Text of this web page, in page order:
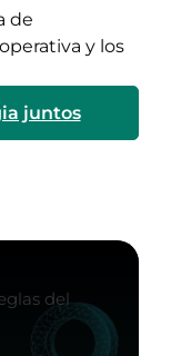
de
y los
juntos
del